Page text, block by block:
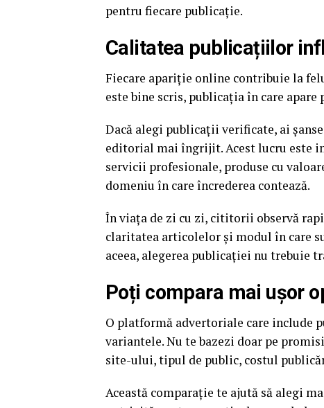
pentru fiecare publicație.
Calitatea publicațiilor
Fiecare apariție online contribuie la
este bine scris, publicația în care
Dacă alegi publicații verificate, ai
editorial mai îngrijit. Acest lucru este
servicii profesionale, produse cu
domeniu în care încrederea contează.
În viața de zi cu zi, cititorii observă
claritatea articolelor și modul în care
aceea, alegerea publicației nu trebuie
Poți compara mai ușor
O platformă advertoriale care include
variantele. Nu te bazezi doar pe
site-ului, tipul de public, costul
Această comparație te ajută să alegi